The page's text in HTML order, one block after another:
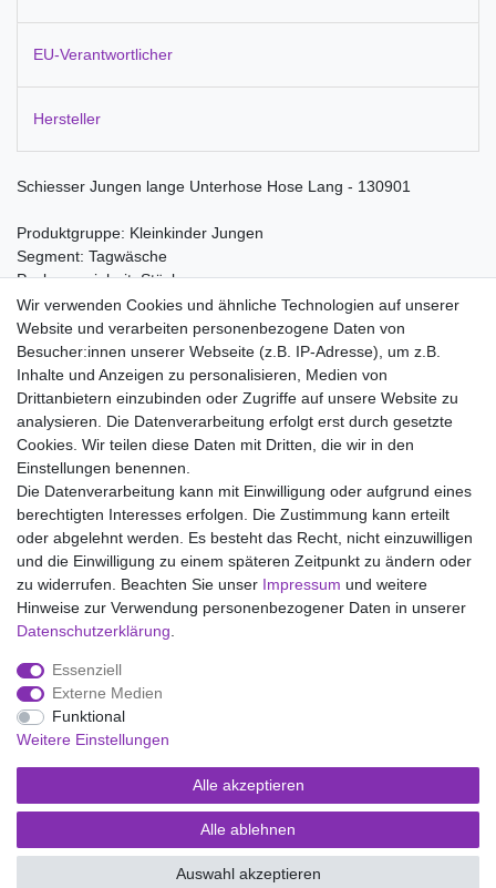
EU-Verantwortlicher
Hersteller
Schiesser Jungen lange Unterhose Hose Lang - 130901
Produktgruppe: Kleinkinder Jungen
Segment: Tagwäsche
Packungseinheit: Stück
Material:
100% Baumwolle
Wir liefern mit DHL (auch Samstags)
Kostenloser Versand
14 Tage Rückgaberecht
Impressum Daten­schutz­erklärung AGB
Widerrufs­recht
Wir verwenden Cookies und ähnliche Technologien auf unserer
Website und verarbeiten personenbezogene Daten von
Besucher:innen unserer Webseite (z.B. IP-Adresse), um z.B.
Inhalte und Anzeigen zu personalisieren, Medien von
Drittanbietern einzubinden oder Zugriffe auf unsere Website zu
analysieren. Die Datenverarbeitung erfolgt erst durch gesetzte
Cookies. Wir teilen diese Daten mit Dritten, die wir in den
Einstellungen benennen.
Die Datenverarbeitung kann mit Einwilligung oder aufgrund eines
berechtigten Interesses erfolgen. Die Zustimmung kann erteilt
oder abgelehnt werden. Es besteht das Recht, nicht einzuwilligen
und die Einwilligung zu einem späteren Zeitpunkt zu ändern oder
zu widerrufen. Beachten Sie unser Impressum und weitere
Hinweise zur Verwendung personenbezogener Daten in unserer
Daten­schutz­erklärung
Essenziell
Externe Medien
Funktional
Weitere Einstellungen
Alle akzeptieren
Alle ablehnen
Auswahl akzeptieren